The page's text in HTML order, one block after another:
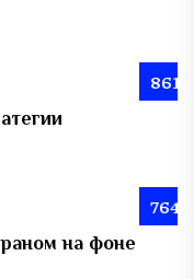
861
764
на фоне